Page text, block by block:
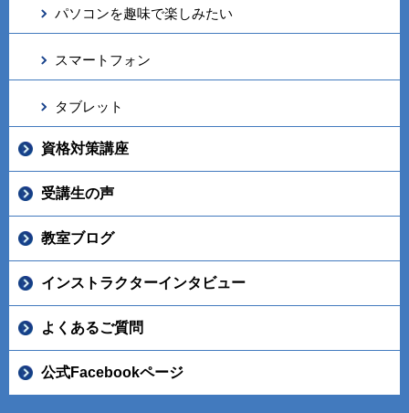
パソコンを趣味で楽しみたい
スマートフォン
タブレット
資格対策講座
受講生の声
教室ブログ
インストラクターインタビュー
よくあるご質問
公式Facebookページ